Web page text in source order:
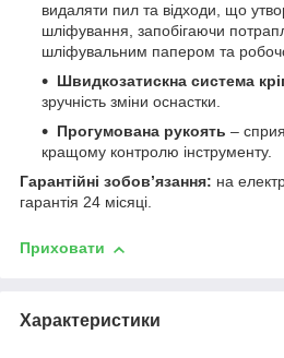
видаляти пил та відходи, що
шліфування, запобігаючи
шліфувальним папером та
Швидкозатискна система
зручність зміни оснастки.
Прогумована рукоять –
кращому контролю інструменту.
Гарантійні зобов’язання: на
гарантія 24 місяці.
Приховати
Характеристики